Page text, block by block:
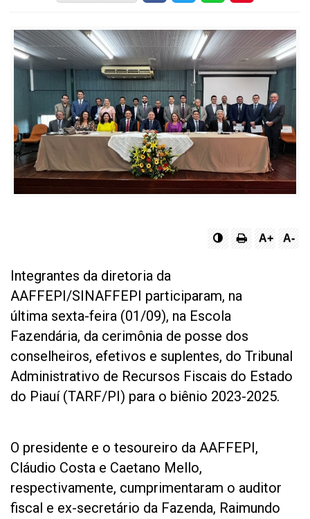
A+ A-
Integrantes da diretoria da
AAFFEPI/SINAFFEPI participaram, na
última sexta-feira (01/09), na Escola
Fazendária, da cerimônia de posse dos
conselheiros, efetivos e suplentes, do Tribunal
Administrativo de Recursos Fiscais do Estado
do Piauí (TARF/PI) para o biênio 2023-2025.
O presidente e o tesoureiro da AAFFEPI,
Cláudio Costa e Caetano Mello,
respectivamente, cumprimentaram o auditor
fiscal e ex-secretário da Fazenda, Raimundo